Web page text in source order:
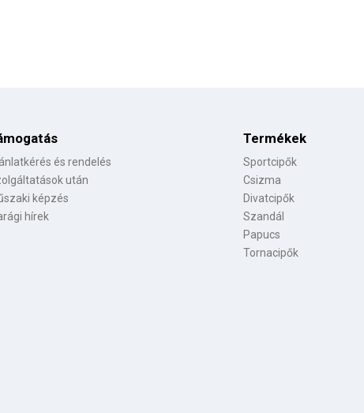
és rendelés
után
képzés
hírek
Termékek
Sportcipők
Csizma
Divatcipők
Szandál
Papucs
Tornacipők